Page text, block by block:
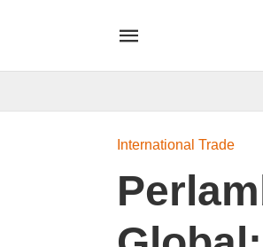
International Trade